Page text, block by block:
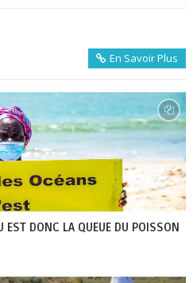
En Savoir Plus
EST DONC LA QUEUE DU POISSON